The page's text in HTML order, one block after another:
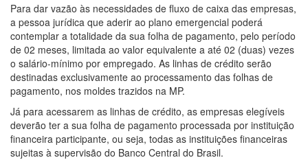
Para dar vazão às necessidades de fluxo de caixa das empresas,
a pessoa jurídica que aderir ao plano emergencial poderá
contemplar a totalidade da sua folha de pagamento, pelo período
de 02 meses, limitada ao valor equivalente a até 02 (duas) vezes
o salário-mínimo por empregado. As linhas de crédito serão
destinadas exclusivamente ao processamento das folhas de
pagamento, nos moldes trazidos na MP.
Já para acessarem as linhas de crédito, as empresas elegíveis
deverão ter a sua folha de pagamento processada por instituição
financeira participante, ou seja, todas as instituições financeiras
sujeitas à supervisão do Banco Central do Brasil.